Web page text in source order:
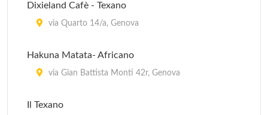
Dixieland Cafè - Texano
via Quarto 14/a, Genova
Hakuna Matata- Africano
via Gian Battista Monti 42r, Genova
Il Texano